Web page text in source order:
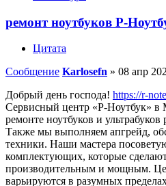
ремонт ноутбуков Р-
Цитата
Сообщение Karlosefn » 08 апр
Добрый день господа! https://r-
Сервисный центр «Р-Ноутбук» в
ремонте ноутбуков и
Также мы выполняем апгрейд,
техники. Наши мастера
комплектующих, которые
производительным и мощным.
варьируются в разумных